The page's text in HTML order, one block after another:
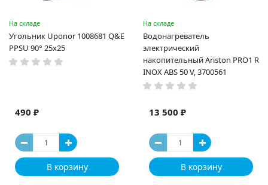
На складе
Угольник Uponor 1008681 Q&E
PPSU 90° 25x25
490 ₽
В корзину
На складе
Водонагреватель
электрический
накопительный Ariston PRO1 R
INOX ABS 50 V, 3700561
13 500 ₽
В корзину